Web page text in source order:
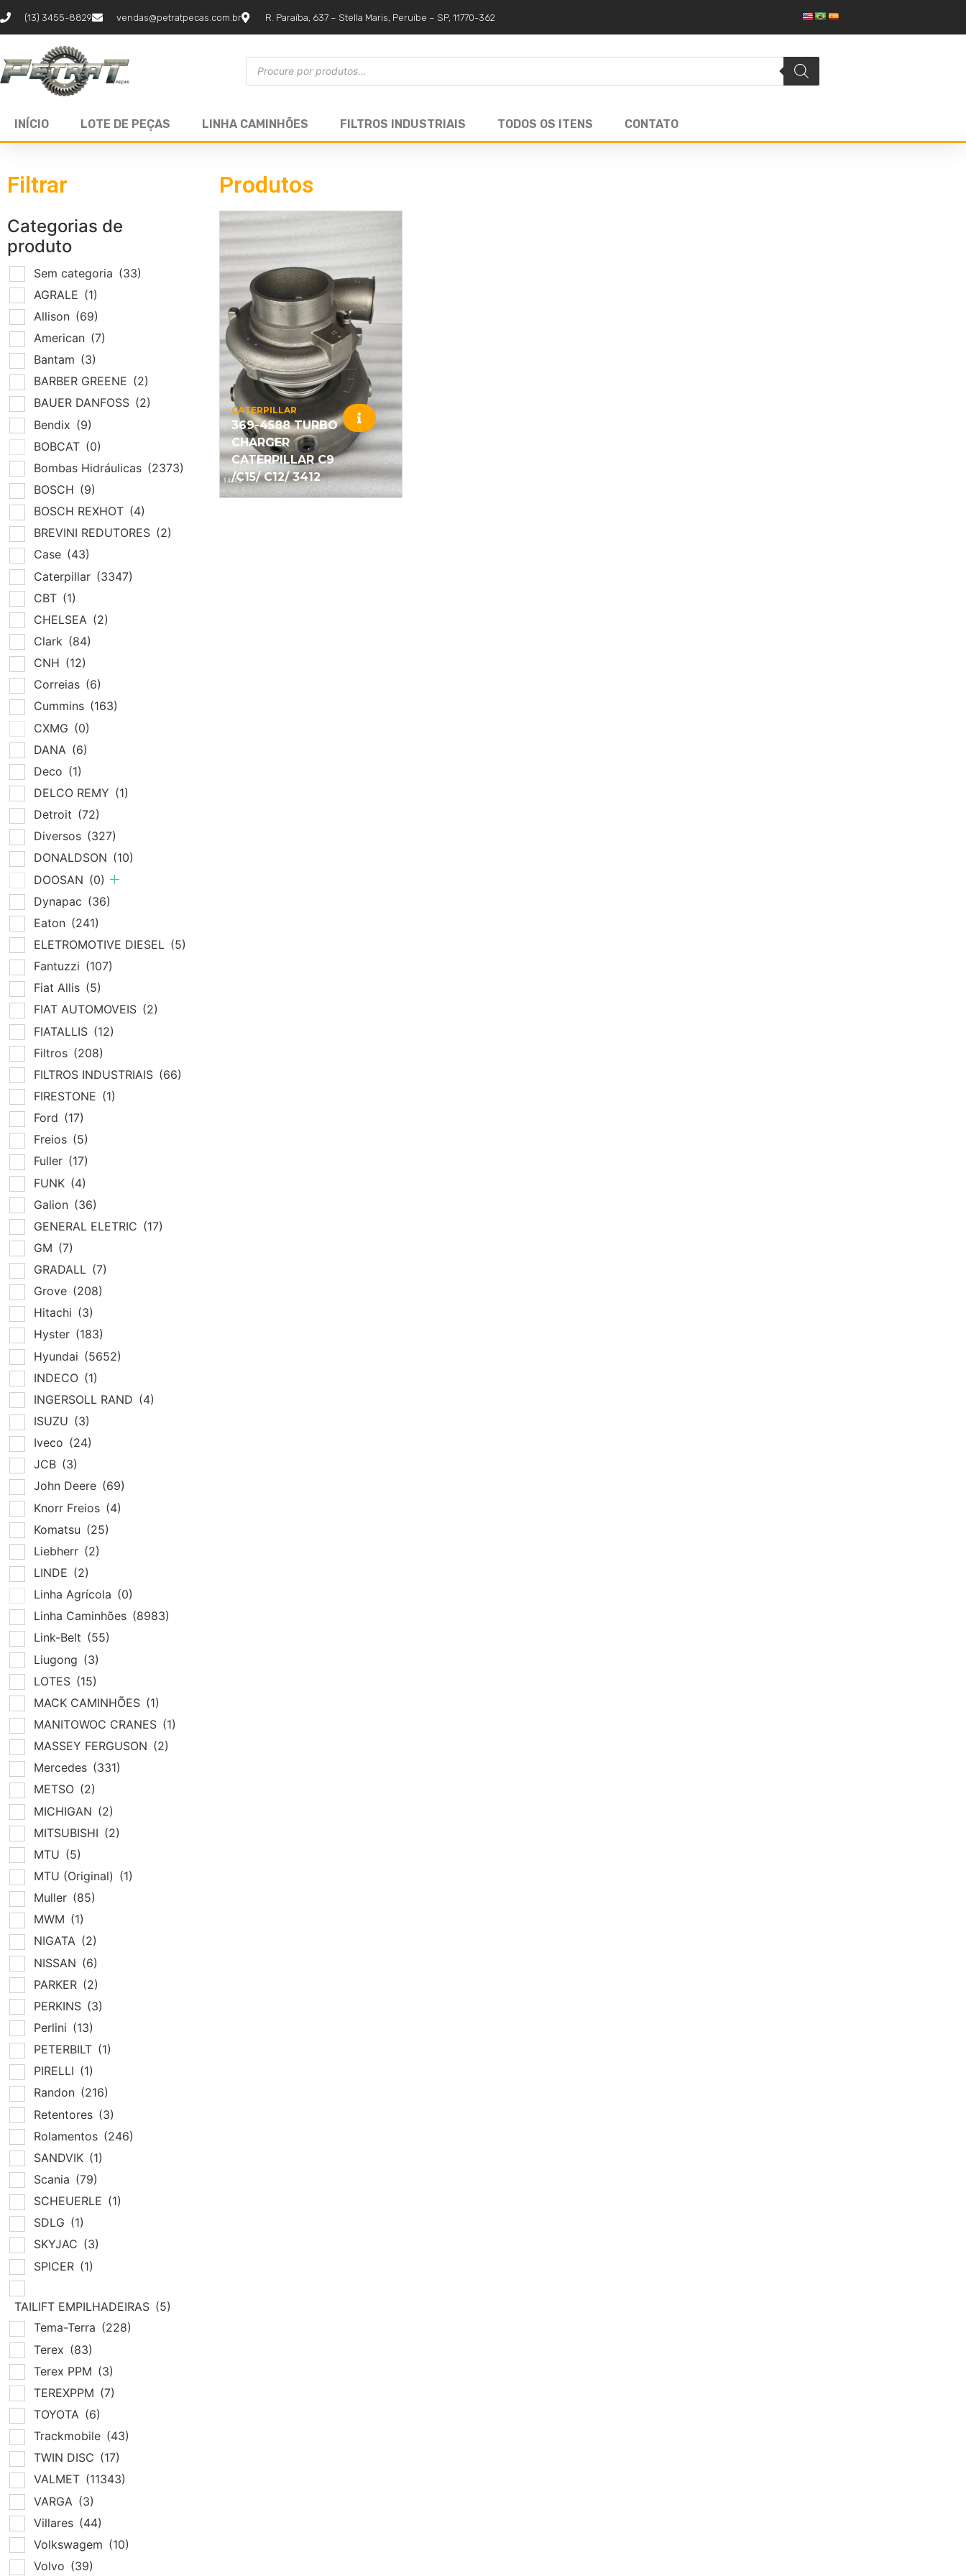
(13) 3455-8829 vendas@petratpecas.com.br R. Paraíba, 637 – Stella Maris, Peruíbe – SP, 11770-362
INÍCIO LOTE DE PEÇAS LINHA CAMINHÕES FILTROS INDUSTRIAIS TODOS OS ITENS CONTATO
Filtrar
Categorias de
produto
Sem categoria (33)
AGRALE (1)
Allison (69)
American (7)
Bantam (3)
BARBER GREENE (2)
BAUER DANFOSS (2)
Bendix (9)
BOBCAT (0)
Bombas Hidráulicas (2373)
BOSCH (9)
BOSCH REXHOT (4)
BREVINI REDUTORES (2)
Case (43)
Caterpillar (3347)
CBT (1)
CHELSEA (2)
Clark (84)
CNH (12)
Correias (6)
Cummins (163)
CXMG (0)
DANA (6)
Deco (1)
DELCO REMY (1)
Detroit (72)
Diversos (327)
DONALDSON (10)
DOOSAN (0)
Dynapac (36)
Eaton (241)
ELETROMOTIVE DIESEL (5)
Fantuzzi (107)
Fiat Allis (5)
FIAT AUTOMOVEIS (2)
FIATALLIS (12)
Filtros (208)
FILTROS INDUSTRIAIS (66)
FIRESTONE (1)
Ford (17)
Freios (5)
Fuller (17)
FUNK (4)
Galion (36)
GENERAL ELETRIC (17)
GM (7)
GRADALL (7)
Grove (208)
Hitachi (3)
Hyster (183)
Hyundai (5652)
INDECO (1)
INGERSOLL RAND (4)
ISUZU (3)
Iveco (24)
JCB (3)
John Deere (69)
Knorr Freios (4)
Komatsu (25)
Liebherr (2)
LINDE (2)
Linha Agrícola (0)
Linha Caminhões (8983)
Link-Belt (55)
Liugong (3)
LOTES (15)
MACK CAMINHÕES (1)
MANITOWOC CRANES (1)
MASSEY FERGUSON (2)
Mercedes (331)
METSO (2)
MICHIGAN (2)
MITSUBISHI (2)
MTU (5)
MTU (Original) (1)
Muller (85)
MWM (1)
NIGATA (2)
NISSAN (6)
PARKER (2)
PERKINS (3)
Perlini (13)
PETERBILT (1)
PIRELLI (1)
Randon (216)
Retentores (3)
Rolamentos (246)
SANDVIK (1)
Scania (79)
SCHEUERLE (1)
SDLG (1)
SKYJAC (3)
SPICER (1)
TAILIFT EMPILHADEIRAS (5)
Tema-Terra (228)
Terex (83)
Terex PPM (3)
TEREXPPM (7)
TOYOTA (6)
Trackmobile (43)
TWIN DISC (17)
VALMET (11343)
VARGA (3)
Villares (44)
Volkswagem (10)
Volvo (39)
Produtos
CATERPILLAR
369-4588 TURBO
CHARGER
CATERPILLAR C9
/C15/ C12/ 3412